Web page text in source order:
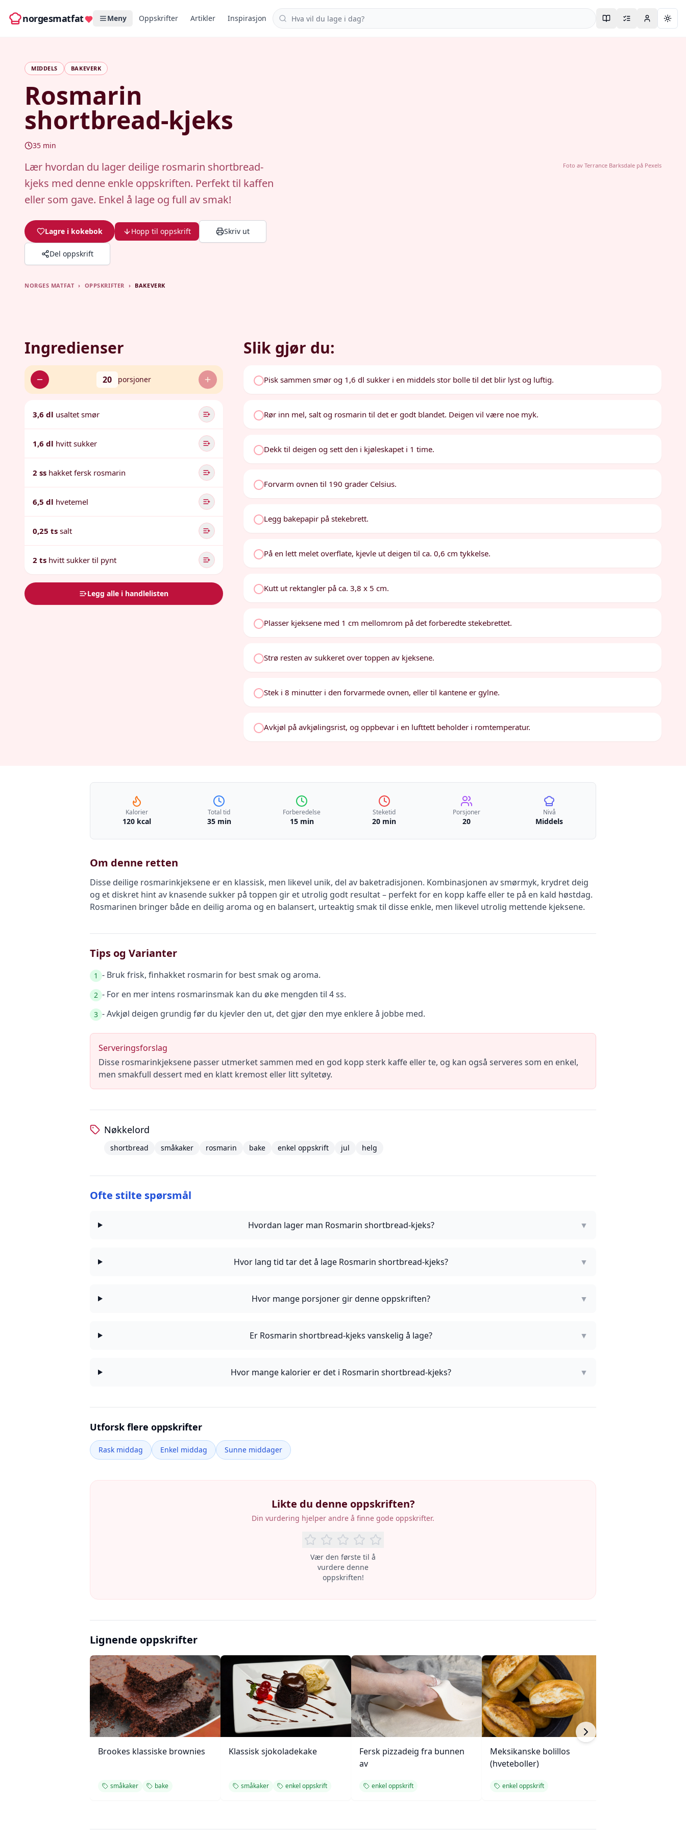
norgesmatfat Meny Oppskrifter Artikler Inspirasjon Søk i oppskrifter
MIDDELS BAKEVERK
Rosmarin
shortbread-kjeks
35 min
Lær hvordan du lager deilige rosmarin shortbread-
kjeks med denne enkle oppskriften. Perfekt til kaffen
eller som gave. Enkel å lage og full av smak!
Lagre i kokebok Hopp til oppskrift Skriv ut
Del oppskrift
Foto av Terrance Barksdalepå Pexels
NORGES MATFAT › OPPSKRIFTER › BAKEVERK
Ingredienser
20 porsjoner
3,6 dl usaltet smør
1,6 dl hvitt sukker
2 ss hakket fersk rosmarin
6,5 dl hvetemel
0,25 ts salt
2 ts hvitt sukker til pynt
Legg alle i handlelisten
Slik gjør du:
Pisk sammen smør og 1,6 dl sukker i en middels stor bolle til det blir lyst og luftig.
Rør inn mel, salt og rosmarin til det er godt blandet. Deigen vil være noe myk.
Dekk til deigen og sett den i kjøleskapet i 1 time.
Forvarm ovnen til 190 grader Celsius.
Legg bakepapir på stekebrett.
På en lett melet overflate, kjevle ut deigen til ca. 0,6 cm tykkelse.
Kutt ut rektangler på ca. 3,8 x 5 cm.
Plasser kjeksene med 1 cm mellomrom på det forberedte stekebrettet.
Strø resten av sukkeret over toppen av kjeksene.
Stek i 8 minutter i den forvarmede ovnen, eller til kantene er gylne.
Avkjøl på avkjølingsrist, og oppbevar i en lufttett beholder i romtemperatur.
Kalorier
120 kcal
Total tid
35 min
Forberedelse
15 min
Steketid
20 min
Porsjoner
20
Nivå
Middels
Om denne retten
Disse deilige rosmarinkjeksene er en klassisk, men likevel unik, del av baketradisjonen. Kombinasjonen av smørmyk, krydret deig
og et diskret hint av knasende sukker på toppen gir et utrolig godt resultat – perfekt for en kopp kaffe eller te på en kald høstdag.
Rosmarinen bringer både en deilig aroma og en balansert, urteaktig smak til disse enkle, men likevel utrolig mettende kjeksene.
Tips og Varianter
1 - Bruk frisk, finhakket rosmarin for best smak og aroma.
2 - For en mer intens rosmarinsmak kan du øke mengden til 4 ss.
3 - Avkjøl deigen grundig før du kjevler den ut, det gjør den mye enklere å jobbe med.
Serveringsforslag
Disse rosmarinkjeksene passer utmerket sammen med en god kopp sterk kaffe eller te, og kan også serveres som en enkel,
men smakfull dessert med en klatt kremost eller litt syltetøy.
Nøkkelord
shortbread småkaker rosmarin bake enkel oppskrift jul helg
Ofte stilte spørsmål
Hvordan lager man Rosmarin shortbread-kjeks? ▼
Hvor lang tid tar det å lage Rosmarin shortbread-kjeks? ▼
Hvor mange porsjoner gir denne oppskriften? ▼
Er Rosmarin shortbread-kjeks vanskelig å lage? ▼
Hvor mange kalorier er det i Rosmarin shortbread-kjeks? ▼
Utforsk flere oppskrifter
Rask middag Enkel middag Sunne middager
Likte du denne oppskriften?
Din vurdering hjelper andre å finne gode oppskrifter.
Vær den første til å
vurdere denne
oppskriften!
Lignende oppskrifter
Brookes klassiske brownies
småkaker bake
Klassisk sjokoladekake
småkaker enkel oppskrift
Fersk pizzadeig fra bunnen
av
enkel oppskrift
Meksikanske bolillos
(hveteboller)
enkel oppskrift